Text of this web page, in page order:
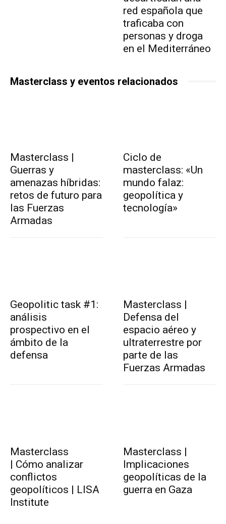
red española que
traficaba con
personas y droga
en el Mediterráneo
Masterclass y eventos relacionados
Masterclass |
Guerras y
amenazas híbridas:
retos de futuro para
las Fuerzas
Armadas
Ciclo de
masterclass: «Un
mundo falaz:
geopolítica y
tecnología»
Geopolitic task #1:
análisis
prospectivo en el
ámbito de la
defensa
Masterclass |
Defensa del
espacio aéreo y
ultraterrestre por
parte de las
Fuerzas Armadas
Masterclass
| Cómo analizar
conflictos
geopolíticos | LISA
Institute
Masterclass |
Implicaciones
geopolíticas de la
guerra en Gaza